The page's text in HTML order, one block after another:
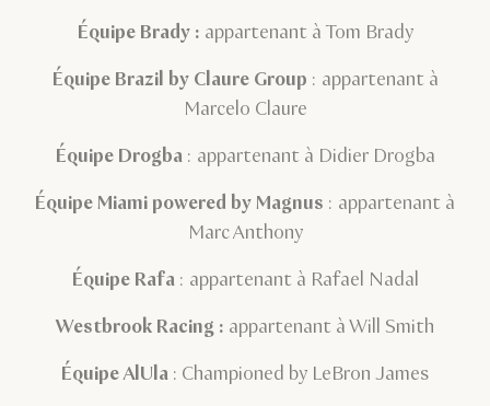
Équipe Brady: appartenant à Tom Brady
Équipe Brazil by Claure Group : appartenant à
Marcelo Claure
Équipe Drogba: appartenant à Didier Drogba
Équipe Miami powered by Magnus : appartenant à
Marc Anthony
Équipe Rafa: appartenant à Rafael Nadal
Westbrook Racing : appartenant à Will Smith
Équipe AlUla : Championed by LeBron James